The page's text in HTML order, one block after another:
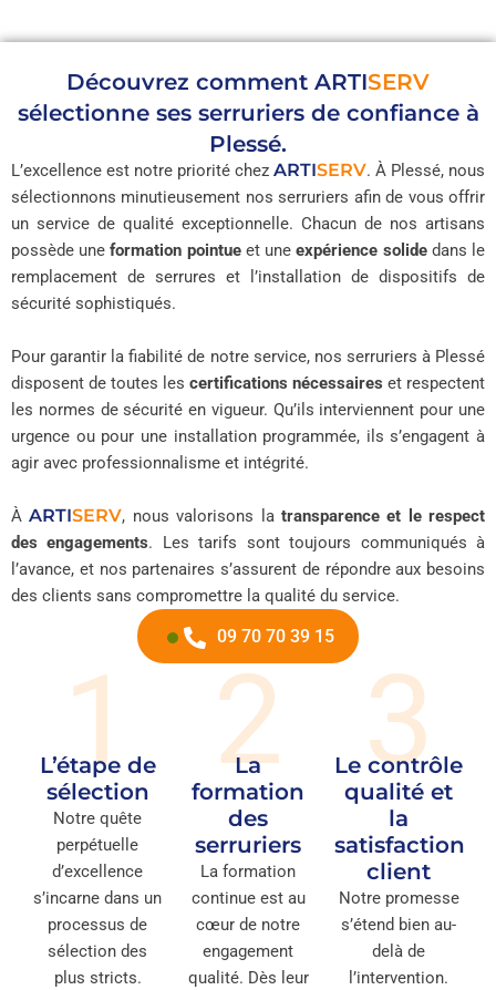
Découvrez comment ARTISERV
sélectionne ses serruriers de confiance à
Plessé.
L’excellence est notre priorité chez ARTISERV. À Plessé, nous
sélectionnons minutieusement nos serruriers afin de vous offrir
un service de qualité exceptionnelle. Chacun de nos artisans
possède uneformation pointueet uneexpérience solidedans le
remplacement de serrures et l’installation de dispositifs de
sécurité sophistiqués.
Pour garantir la fiabilité de notre service, nos serruriers à Plessé
disposent de toutes les certifications nécessaires et respectent
les normes de sécurité en vigueur. Qu’ils interviennent pour une
urgence ou pour une installation programmée, ils s’engagent à
agir avec professionnalisme et intégrité.
ÀARTISERV, nous valorisons la transparence et le respect
des engagements. Les tarifs sont toujours communiqués à
l’avance, et nos partenaires s’assurent de répondre aux besoins
des clients sans compromettre la qualité du service.
09 70 70 39 15
1
L’étape de
sélection
Notre quête
perpétuelle
d’excellence
s’incarne dans un
processus de
sélection des
plus stricts.
2
La
formation
des
serruriers
La formation
continue est au
cœur de notre
engagement
qualité. Dès leur
3
Le contrôle
qualité et
la
satisfaction
client
Notre promesse
s’étend bien au-
delà de
l’intervention.